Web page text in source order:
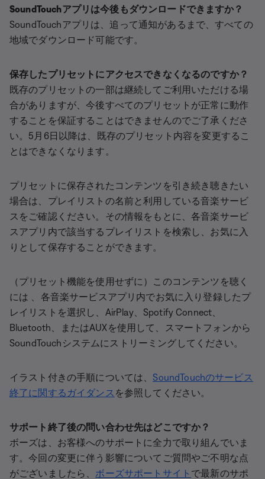
SoundTouchアプリは今後もダウンロードできますか？
SoundTouchアプリは、追って通知があるまで、すべての
地域でダウンロード可能です。
保存したプリセットにアクセスできなくなるのですか？
既存のプリセットの一部は継続してご利用いただける場
合がありますが、今後すべてのプリセットが正常に動作
することを保証することはできませんのでご了承くださ
い。5月6日以降は、既存のプリセット内容を変更するこ
とはできなくなります。
プリセットに保存されたコンテンツを引き続き聴きたい
場合は、プレイリストの名前と利用している音楽サービ
スをご確認ください。その情報をもとに、各音楽サービ
スアプリ内で該当するプレイリストを検索し、お気に入
りとして保存することができます。
（プリセット機能を使用せずに）このコンテンツを聴く
には 、各音楽サービスアプリ内でお気に入り登録したプ
レイリストを選択し、AirPlay、Spotify Connect、
Bluetooth、またはAUXを使用して、スマートフォンから
SoundTouchシステムにストリーミングしてください。
イラスト付きの手順については、 SoundTouchのサービス
終了に関するガイダンス を参照してください。
サポート終了後の問い合わせ先はどこですか？
ボーズは、お客様へのサポートに全力で取り組んでいま
す。今回の変更に伴う影響についてご質問やご不明な点
がございましたら、 ボーズサポートサイト で最新のサポ